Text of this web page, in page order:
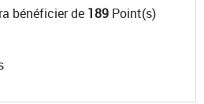
bénéficier de 189 Point(s)